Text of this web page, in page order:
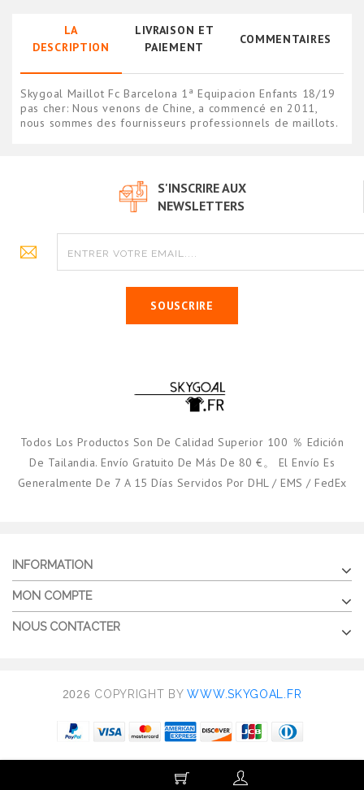
LA
DESCRIPTION
LIVRAISON ET
PAIEMENT
COMMENTAIRES
Skygoal Maillot Fc Barcelona 1ª Equipacion Enfants 18/19
pas cher: Nous venons de Chine, a commencé en 2011,
nous sommes des fournisseurs professionnels de maillots.
S'INSCRIRE AUX
NEWSLETTERS
SOUSCRIRE
Todos Los Productos Son De Calidad Superior 100 ％ Edición
De Tailandia. Envío Gratuito De Más De 80 €。 El Envío Es
Generalmente De 7 A 15 Días Servidos Por DHL / EMS / FedEx
INFORMATION
MON COMPTE
NOUS CONTACTER
2026 COPYRIGHT BYWWW.SKYGOAL.FR